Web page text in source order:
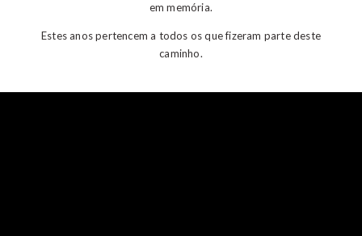
em memória.
Estes anos pertencem a todos os que fizeram parte deste
caminho.